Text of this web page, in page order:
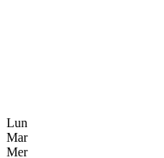
Lun
Mar
Mer